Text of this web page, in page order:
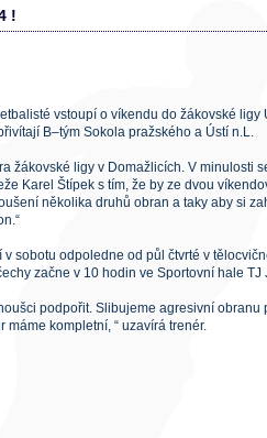
!
vstoupí o víkendu do žákovské ligy
B–tým Sokola pražského a Ústí n.L.
žákovské ligy v Domažlicích. V minulosti
Karel Štípek s tím, že by ze dvou
několika druhů obran a taky aby si
sobotu odpoledne od půl čtvrté v
začne v 10 hodin ve Sportovní hale TJ
podpořit. Slibujeme agresivní obranu
kompletní, “ uzavírá trenér.